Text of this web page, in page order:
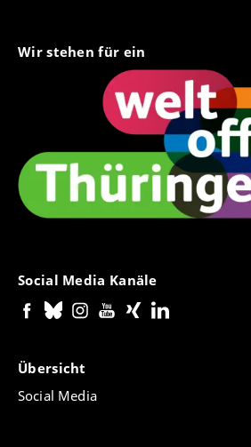
Wir stehen für ein
Social Media Kanäle
Übersicht
Social Media